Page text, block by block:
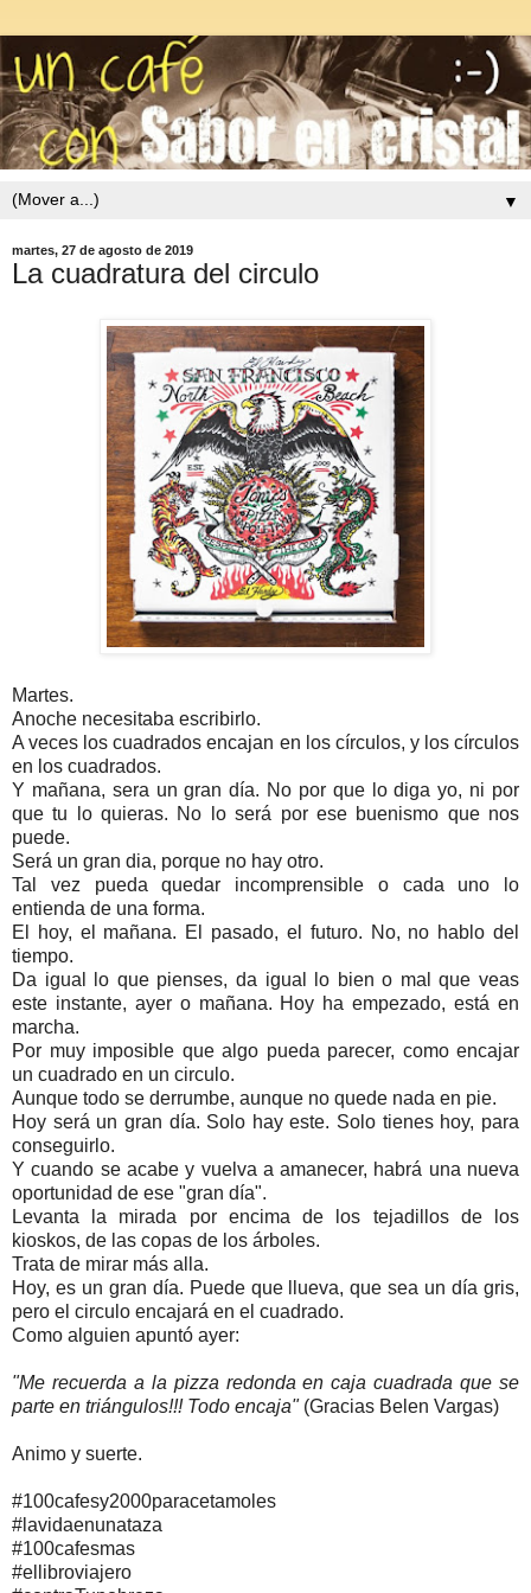
▼
martes, 27 de agosto de 2019
La cuadratura del circulo
Martes.
Anoche necesitaba escribirlo.
A veces los cuadrados encajan en los círculos, y los círculos
en los cuadrados.
Y mañana, sera un gran día. No por que lo diga yo, ni por
que tu lo quieras. No lo será por ese buenismo que nos
puede.
Será un gran dia, porque no hay otro.
Tal vez pueda quedar incomprensible o cada uno lo
entienda de una forma.
El hoy, el mañana. El pasado, el futuro. No, no hablo del
tiempo.
Da igual lo que pienses, da igual lo bien o mal que veas
este instante, ayer o mañana. Hoy ha empezado, está en
marcha.
Por muy imposible que algo pueda parecer, como encajar
un cuadrado en un circulo.
Aunque todo se derrumbe, aunque no quede nada en pie.
Hoy será un gran día. Solo hay este. Solo tienes hoy, para
conseguirlo.
Y cuando se acabe y vuelva a amanecer, habrá una nueva
oportunidad de ese "gran día".
Levanta la mirada por encima de los tejadillos de los
kioskos, de las copas de los árboles.
Trata de mirar más alla.
Hoy, es un gran día. Puede que llueva, que sea un día gris,
pero el circulo encajará en el cuadrado.
Como alguien apuntó ayer:
"Me recuerda a la pizza redonda en caja cuadrada que se
parte en triángulos!!! Todo encaja"(Gracias Belen Vargas)
Animo y suerte.
#100cafesy2000paracetamoles
#lavidaenunataza
#100cafesmas
#ellibroviajero